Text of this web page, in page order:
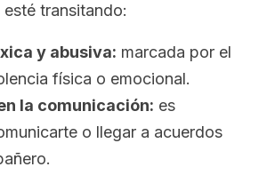
transitando:
y abusiva: marcada por el
física o emocional.
la comunicación: es
o llegar a acuerdos